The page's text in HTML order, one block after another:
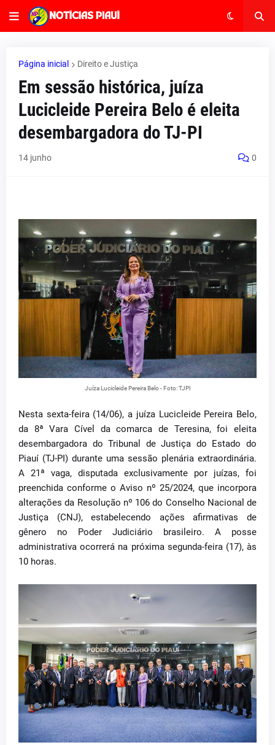
Página inicial Direito e Justiça
Em sessão histórica, juíza
Lucicleide Pereira Belo é eleita
desembargadora do TJ-PI
14 junho 0
Juíza Lucicleide Pereira Belo - Foto: TJPI
Nesta sexta-feira (14/06), a juíza Lucicleide Pereira Belo,
da 8ª Vara Cível da comarca de Teresina, foi eleita
desembargadora do Tribunal de Justiça do Estado do
Piauí (TJ-PI) durante uma sessão plenária extraordinária.
A 21ª vaga, disputada exclusivamente por juízas, foi
preenchida conforme o Aviso nº 25/2024, que incorpora
alterações da Resolução nº 106 do Conselho Nacional de
Justiça (CNJ), estabelecendo ações afirmativas de
gênero no Poder Judiciário brasileiro. A posse
administrativa ocorrerá na próxima segunda-feira (17), às
10 horas.